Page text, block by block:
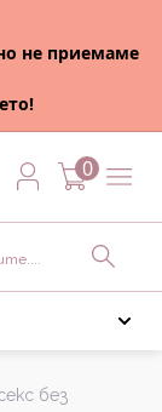
не приемаме
0
без